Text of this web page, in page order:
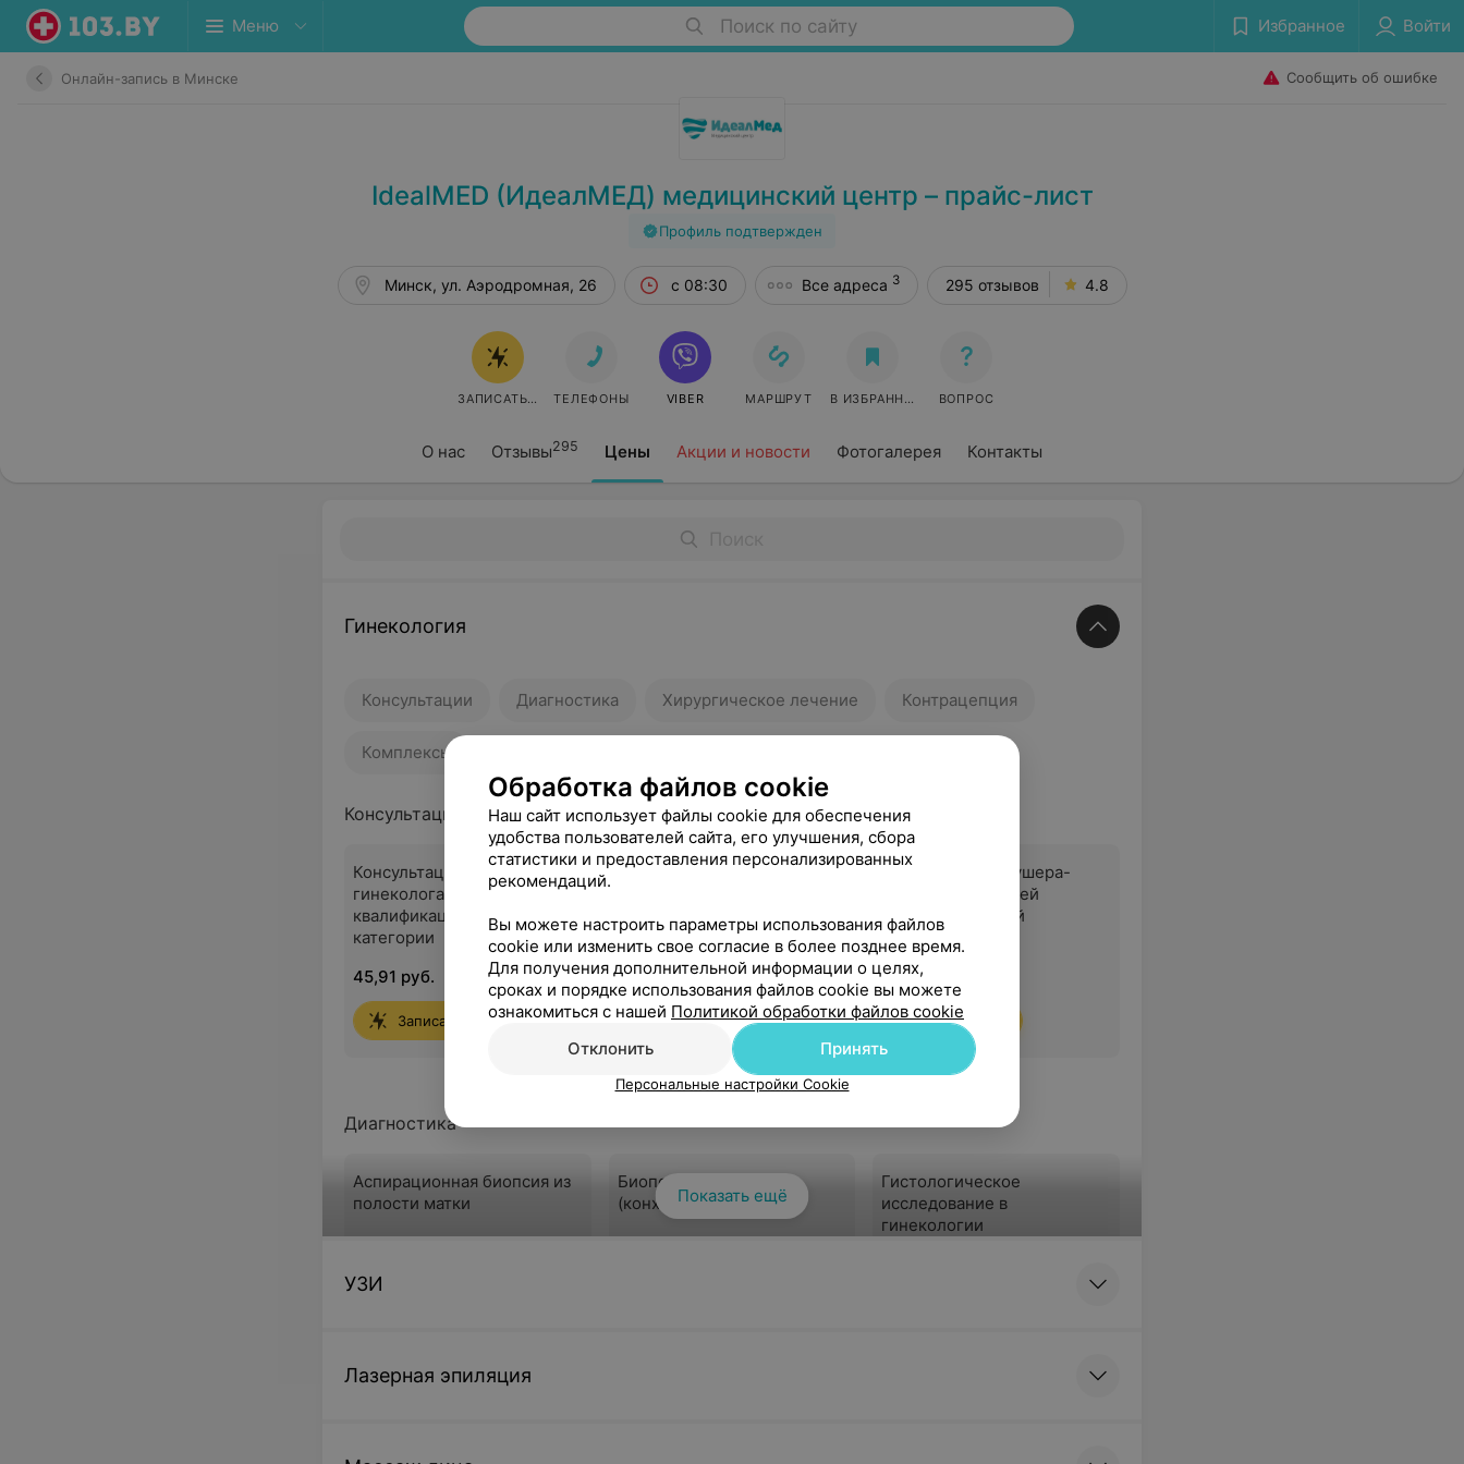
Меню Поиск по сайту Избранное Войти
Онлайн-запись в Минске Сообщить об ошибке
IdealMED (ИдеалМЕД) медицинский центр – прайс-лист
Профиль подтвержден
О нас Отзывы295 Цены Акции и новости Фотогалерея Контакты
Минск, ул. Аэродромная, 26 с 08:30 Все адреса 3 295 отзывов 4.8
ЗАПИСАТЬСЯ ОНЛАЙН
ТЕЛЕФОНЫ VIBER МАРШРУТ В ИЗБРАННОЕ ВОПРОС
Гинекология
Консультации Диагностика Хирургическое лечение Контрацепция
Комплексы
Консультации
Консультация акушера-
гинеколога второй
квалификацинной
категории
45,91 руб.
Записаться онлайн
Консультация акушера-
квалификацинной
категории
47,91 руб.
Записаться онлайн
Консультация акушера-
гинеколога высшей
квалификацинной
категории
52,91 руб.
Записаться
Диагностика
Аспирационная биопсия из
полости матки
Биопсия шейки матки
(конхотомом)
Гистологическое
исследование в
гинекологии
Гистология (доп. элемент) в
Показать ещё
УЗИ
Лазерная эпиляция
Обработка файлов cookie
Наш сайт использует файлы cookie для обеспечения
удобства пользователей сайта, его улучшения, сбора
статистики и предоставления персонализированных
рекомендаций.
Вы можете настроить параметры использования файлов
cookie или изменить свое согласие в более позднее время.
Для получения дополнительной информации о целях,
сроках и порядке использования файлов cookie вы можете
ознакомиться с нашей Политикой обработки файлов cookie
Отклонить
Принять
Персональные настройки Cookie